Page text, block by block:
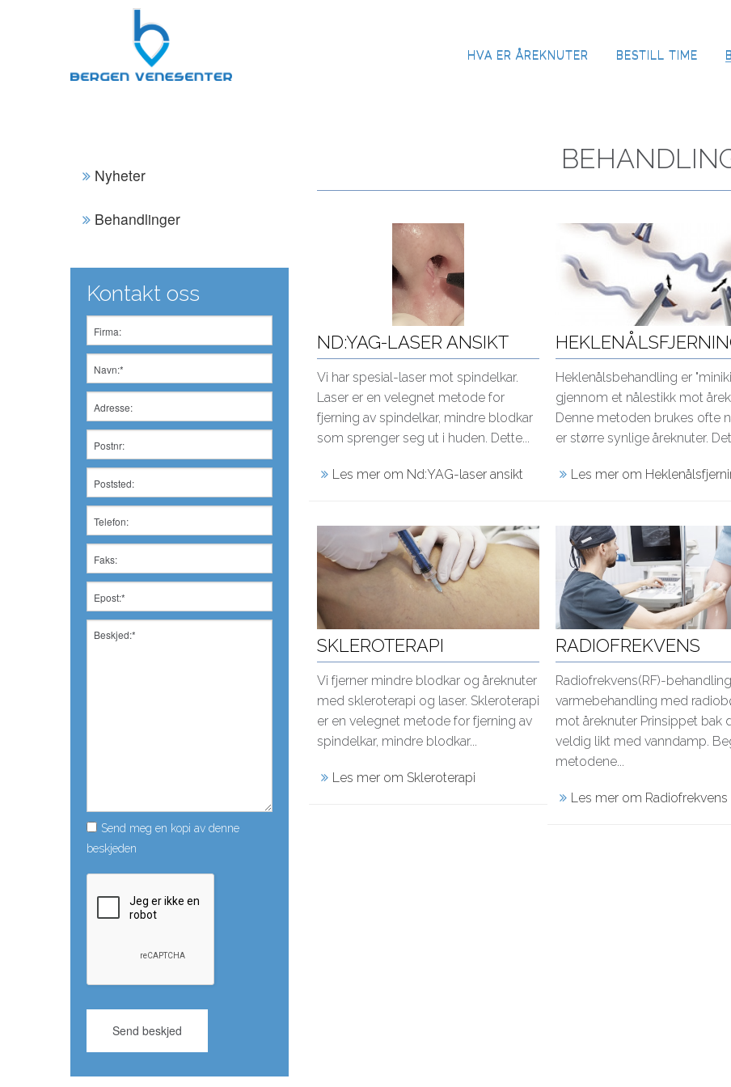
HVA ER ÅREKNUTER BESTILL TIME
ND:YAG-LASER ANSIKT
Vi har spesial-laser mot spindelkar.
Laser er en velegnet metode for
fjerning av spindelkar, mindre blodkar
som sprenger seg ut i huden. Dette...
Les mer om Nd:YAG-laser ansikt
Heklenålsbehandling er
gjennom et nålestikk mot
Denne metoden brukes ofte
er større synlige åreknuter. Det
Les mer om
SKLEROTERAPI
Vi fjerner mindre blodkar og åreknuter
med skleroterapi og laser. Skleroterapi
er en velegnet metode for fjerning av
spindelkar, mindre blodkar...
Les mer om Skleroterapi
RADIOFREKVENS
Radiofrekvens(RF)-
varmebehandling med
mot åreknuter Prinsippet bak
veldig likt med vanndamp.
metodene...
Les mer om Radiofrekvens
Nyheter
Behandlinger
Kontakt oss
Send meg en kopi av denne
beskjeden